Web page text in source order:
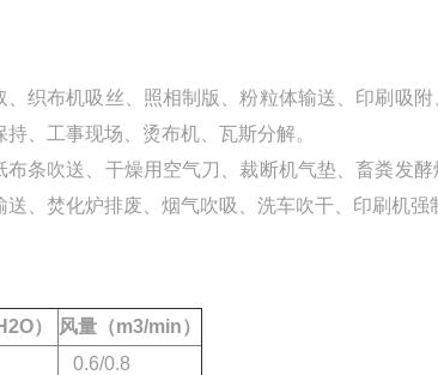
织布机吸丝、照相制版、粉粒体输送、印刷吸
、工事现场、烫布机、瓦斯分解。
条吹送、干燥用空气刀、裁断机气垫、畜粪发
、焚化炉排废、烟气吹吸、洗车吹干、印刷机强
）
风量（m3/min）
0.6/0.8